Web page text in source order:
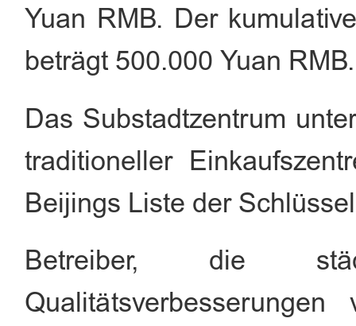
Yuan RMB. Der
beträgt 500.000 Yuan RMB.
Das Substadtzentrum
traditioneller
Beijings Liste der Schlüssel
Betreiber, die